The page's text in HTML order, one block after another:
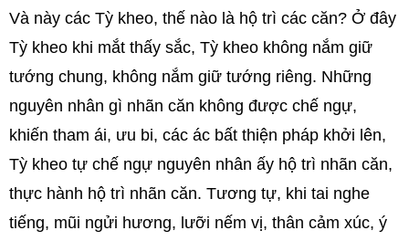
Và này các Tỳ kheo, thế nào là hộ trì các căn? Ở đây
Tỳ kheo khi mắt thấy sắc, Tỳ kheo không nắm giữ
tướng chung, không nắm giữ tướng riêng. Những
nguyên nhân gì nhãn căn không được chế ngự,
khiến tham ái, ưu bi, các ác bất thiện pháp khởi lên,
Tỳ kheo tự chế ngự nguyên nhân ấy hộ trì nhãn căn,
thực hành hộ trì nhãn căn. Tương tự, khi tai nghe
tiếng, mũi ngửi hương, lưỡi nếm vị, thân cảm xúc, ý